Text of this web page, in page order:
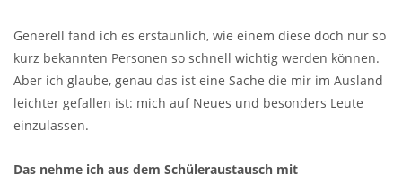
Generell fand ich es erstaunlich, wie einem diese doch nur so
kurz bekannten Personen so schnell wichtig werden können.
Aber ich glaube, genau das ist eine Sache die mir im Ausland
leichter gefallen ist: mich auf Neues und besonders Leute
einzulassen.
Das nehme ich aus dem Schüleraustausch mit